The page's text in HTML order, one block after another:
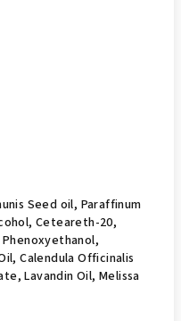
Seed oil, Paraffinum
Ceteareth-20,
Calendula Officinalis
Lavandin Oil, Melissa